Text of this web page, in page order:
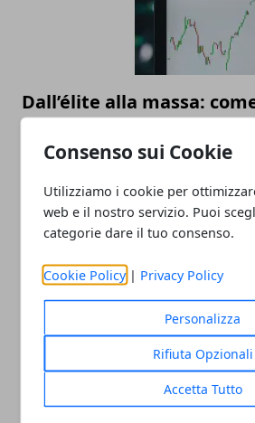
Consenso sui Cookie
Utilizziamo i cookie per
web e il nostro servizio. Puoi
categorie dare il tuo consenso.
Cookie Policy | Privacy Policy
Personalizza
Rifiuta Opzionali
Accetta Tutto
Dall’élite alla massa:
automatico sta
l’investimento
22/07/2025
Valutazione orologi
scegliere il miglior